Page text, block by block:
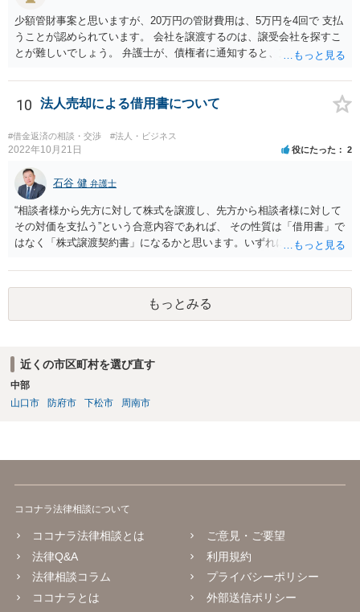
少額管財事案と思いますが、20万円の管財費用は、5万円を4回で 支払
うことが認められています。 会社を譲渡するのは、譲受会社を探すこ
とが難しいでしょう。 弁護士が、債権者に通知すると、支払いを止め
う。
10 法人売却による借用書について
#借金返済の相談・交渉 #法人・ビジネス
2022年10月21日 役にたった 2
石谷 健 弁護士
“相談者様から先方に対して株式を譲渡し、先方から相談者様に対して
その対価を支払う”という合意内容であれば、 その性質は「借用書」で
はなく「株式譲渡契約書」になるかと思います。いずれにせよ、口約
た場合に、相談者様として、民事訴訟を経ないでいきなり強制執行
（先方の財産を差し押さえること等）を行えるようにしておくには、
単に両者間で契約書を作成するのではなく、 両者が公証役場に赴い
て、公証人によって作成される公正証書の形式で契約の締結を行うこ
載を盛り込んでおく必要もあります。 以上について、さらに詳しくお
知りになりたい場合は、法律事務所等での弁護士への法律相談をご検
討ください。
もっとみる
近くの市区町村を選び直す
中部
山口市
防府市 下松市 周南市
ココナラ法律相談について
ココナラ法律相談とは
法律Q&A
法律相談コラム
ココナラとは
ご意見・ご要望
利用規約
プライバシーポリシー
外部送信ポリシー